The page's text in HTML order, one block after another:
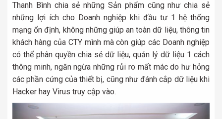
Thanh Bình chia sẻ những Sản phẩm cũng như chia sẻ
những lợi ích cho Doanh nghiệp khi đầu tư 1 hệ thống
mạng ổn định, không những giúp an toàn dữ liệu, thông tin
khách hàng của CTY mình mà còn giúp các Doanh nghiệp
có thể phân quyền chia sẻ dữ liệu, quản lý dữ liệu 1 cách
thông minh, ngăn ngừa những rủi ro mất mác do hư hỏng
các phần cứng của thiết bị, cũng như đánh cắp dữ liệu khi
Hacker hay Virus truy cập vào.